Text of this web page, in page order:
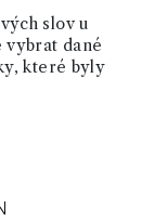
slov u
vybrat dané
které byly